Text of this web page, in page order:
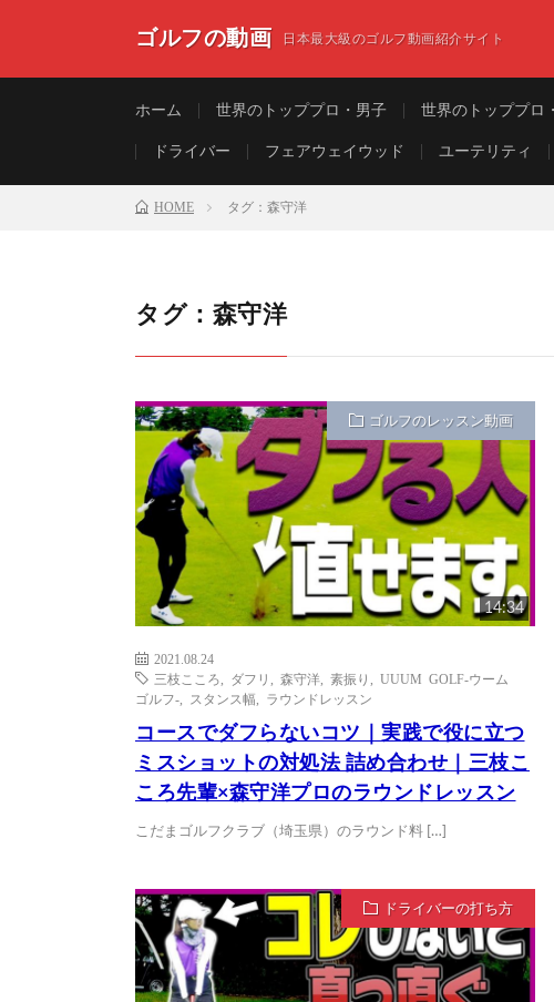
ゴルフの動画 日本最大級のゴルフ動画紹介サイト
ホーム 世界のトッププロ・男子 世界のトッププロ
ドライバー フェアウェイウッド ユーテリティ
HOME タグ：森守洋
タグ：森守洋
ゴルフのレッスン動画
14:34
2021.08.24
三枝こころ
ダフリ 森守洋 素振り
UUUM GOLF-ウーム
ゴルフ-
スタンス幅 ラウンドレッスン
コースでダフらないコツ｜実践で役に立つ
ミスショットの対処法 詰め合わせ｜三枝こ
ころ先輩×森守洋プロのラウンドレッスン
こだまゴルフクラブ（埼玉県）のラウンド料 […]
ドライバーの打ち方